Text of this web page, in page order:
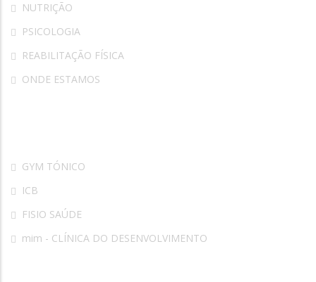
NUTRIÇÃO
PSICOLOGIA
REABILITAÇÃO FÍSICA
ONDE ESTAMOS
GYM TÓNICO
ICB
FISIO SAÚDE
mim - CLÍNICA DO DESENVOLVIMENTO